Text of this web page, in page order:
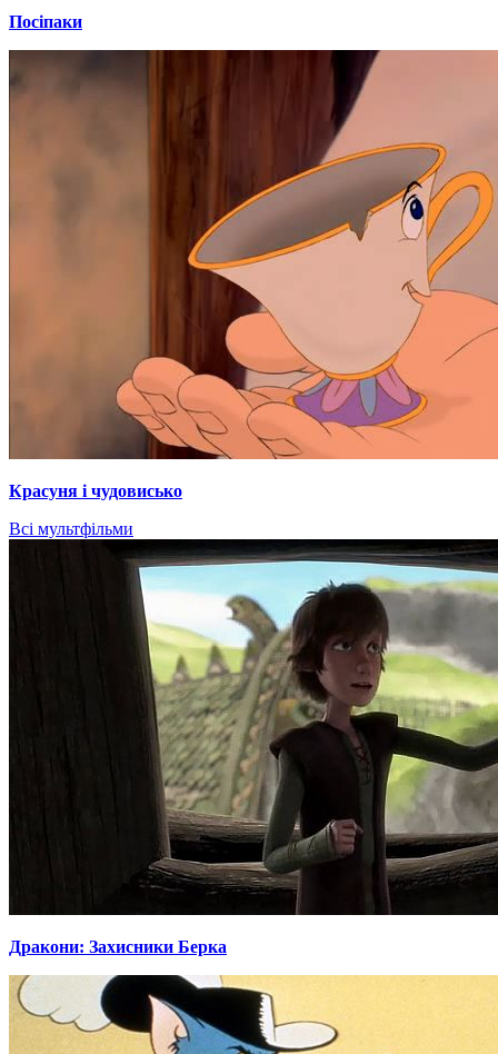
Посіпаки
Красуня і чудовисько
Всі мультфільми
Дракони: Захисники Берка